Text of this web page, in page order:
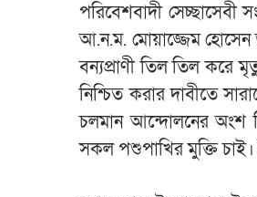
পরিবেশবাদী
আ.ন.ম. মোয়াজ্জেম হোসেন
বন্যপ্রাণী তিল তিল করে
নিশ্চিত করার দাবীতে
চলমান আন্দোলনের অংশ
সকল পশুপাখির মুক্তি চাই।